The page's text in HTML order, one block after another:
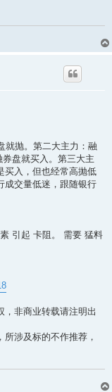
就抛。第二大主力：融
盘就买入。第三大主
买入，但也经常高抛低
成交量低迷，跟随银行
引起 卡阻。 需要 猛料
，非商业转载请注明出
涉及标的不作推荐，